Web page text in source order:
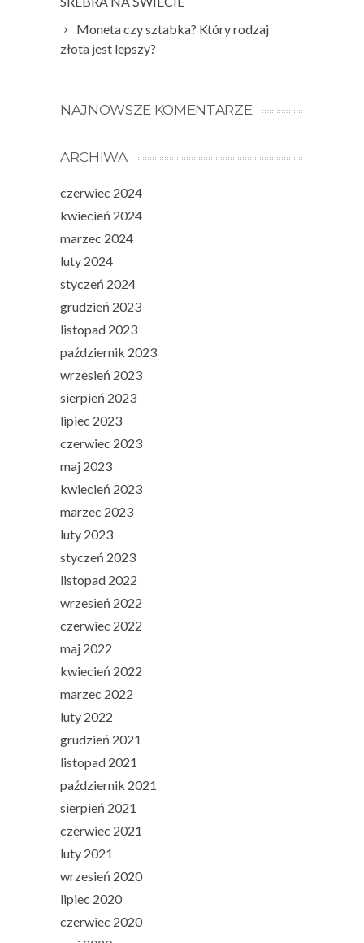
Moneta czy sztabka? Który rodzaj
złota jest lepszy?
NAJNOWSZE KOMENTARZE
ARCHIWA
czerwiec 2024
kwiecień 2024
marzec 2024
luty 2024
styczeń 2024
grudzień 2023
listopad 2023
październik 2023
wrzesień 2023
sierpień 2023
lipiec 2023
czerwiec 2023
maj 2023
kwiecień 2023
marzec 2023
luty 2023
styczeń 2023
listopad 2022
wrzesień 2022
czerwiec 2022
maj 2022
kwiecień 2022
marzec 2022
luty 2022
grudzień 2021
listopad 2021
październik 2021
sierpień 2021
czerwiec 2021
luty 2021
wrzesień 2020
lipiec 2020
czerwiec 2020